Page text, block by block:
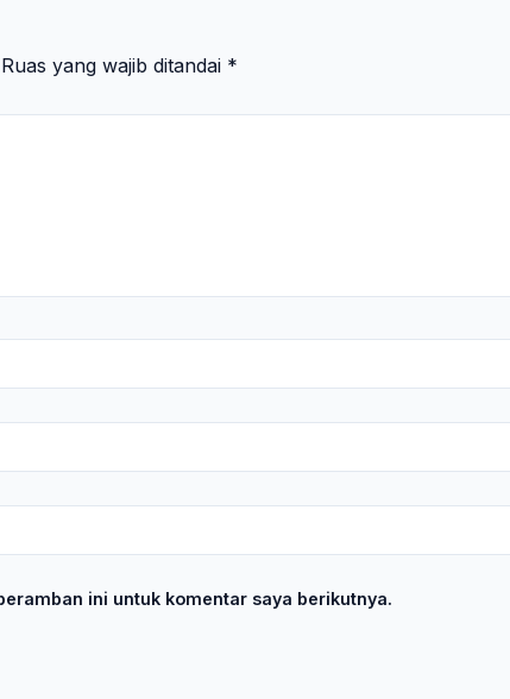
Ruas yang wajib ditandai *
ini untuk komentar saya berikutnya.